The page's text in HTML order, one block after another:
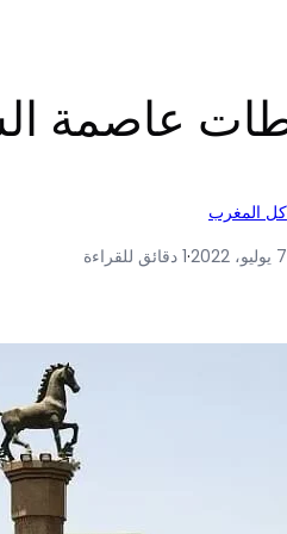
عاصمة
كل المغرب
7 يوليو، 2022
·1 دقائق للقراءة